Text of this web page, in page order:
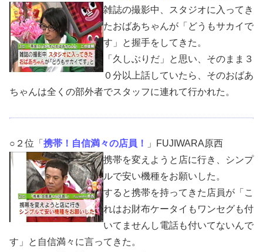
雑誌の撮影中、スタジオに入ってき
たおばあちゃんが「どうもサカイで
す」と握手をしてきた。
「久しぶりだ」と思い、そのまま３
０分以上話していたら、そのおばあ
ちゃんは全くの部外者でスタッフに連れて行かれた。
○２位「 携帯！自信満々の店員！
」FUJIWARA原西
携帯を変えようと店に行き、シンプ
ルで安い機種をお願いした。
すると携帯を持ってきた店員が「こ
れはお財布ケータイもワンセグも付
いてませんし電話も付いてないんで
す」と自信満々に言ってきた。